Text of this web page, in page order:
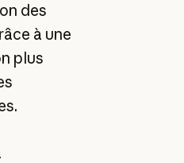
des
à une
plus